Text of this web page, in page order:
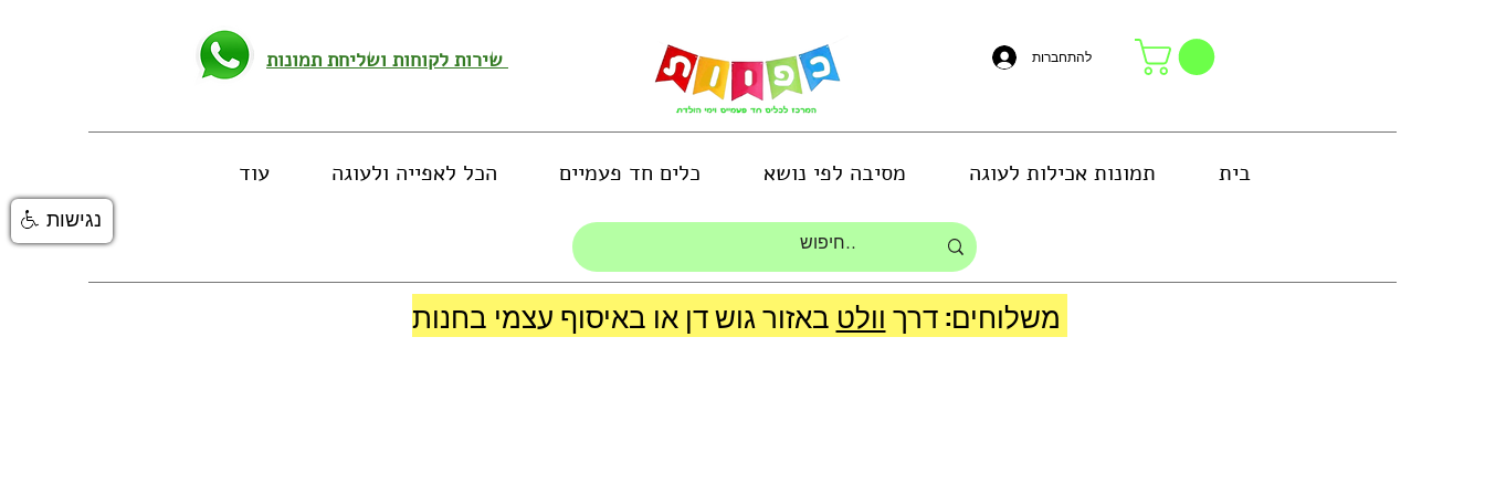
להתחברות
בית תמונות אכילות לעוגה מסיבה לפי נושא כלים חד פעמיים הכל לאפייה ולעוגה עוד
משלוחים: דרך וולט
נגישות